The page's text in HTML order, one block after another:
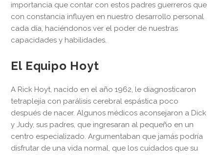
importancia que contar con estos padres guerreros que
con constancia influyen en nuestro desarrollo personal
cada día, haciéndonos ver el poder de nuestras
capacidades y habilidades.
El Equipo Hoyt
A Rick Hoyt, nacido en el año 1962, le diagnosticaron
tetraplejia con parálisis cerebral espástica poco
después de nacer. Algunos médicos aconsejaron a Dick
y Judy, sus padres, que ingresaran al pequeño en un
centro especializado. Argumentaban que jamás podría
disfrutar de una vida normal, que los cuidados que su